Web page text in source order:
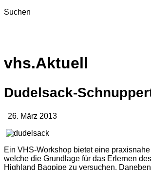
Suchen
vhs.Aktuell
Dudelsack-
26. März 2013
Ein VHS-Workshop bietet eine
welche die Grundlage für das Erlernen
Highland Bagpipe zu versuchen.